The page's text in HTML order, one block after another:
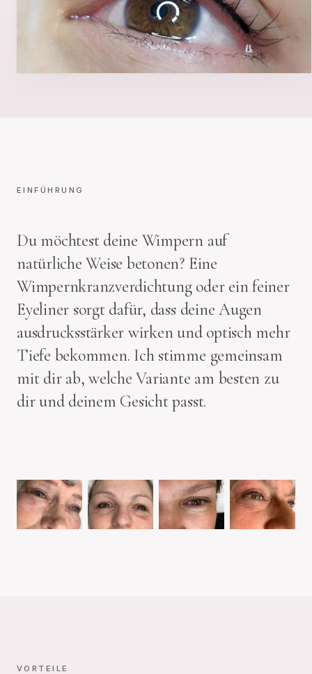
EINFÜHRUNG
Du möchtest deine Wimpern auf
natürliche Weise betonen? Eine
Wimpernkranzverdichtung oder ein feiner
Eyeliner sorgt dafür, dass deine Augen
ausdrucksstärker wirken und optisch mehr
Tiefe bekommen. Ich stimme gemeinsam
mit dir ab, welche Variante am besten zu
dir und deinem Gesicht passt.
VORTEILE